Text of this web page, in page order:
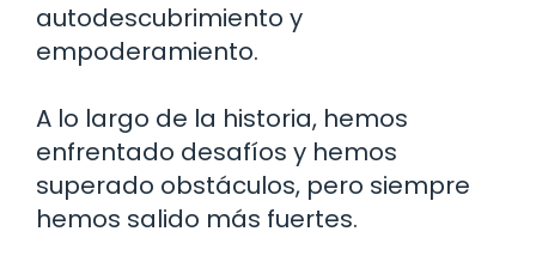
autodescubrimiento y
empoderamiento.
A lo largo de la historia, hemos
enfrentado desafíos y hemos
superado obstáculos, pero siempre
hemos salido más fuertes.